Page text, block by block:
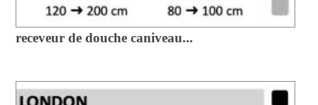
receveur de douche caniveau...